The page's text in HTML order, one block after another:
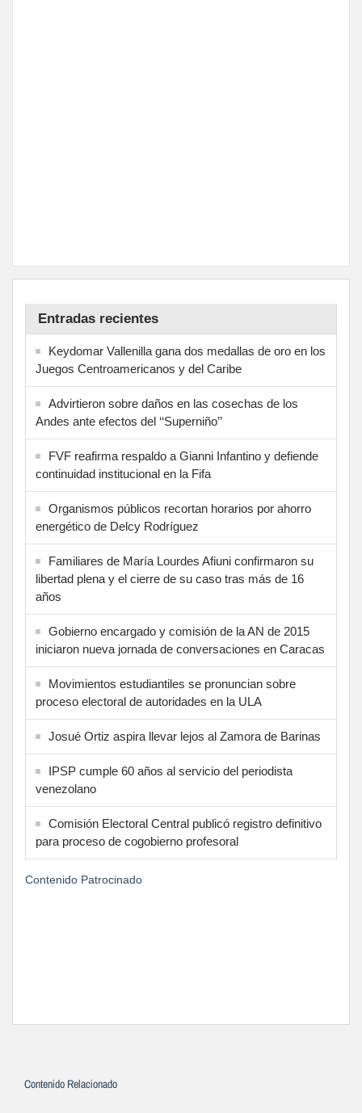
Entradas recientes
Keydomar Vallenilla gana dos medallas de oro en los
Juegos Centroamericanos y del Caribe
Advirtieron sobre daños en las cosechas de los
Andes ante efectos del ‘‘Superniño’’
FVF reafirma respaldo a Gianni Infantino y defiende
continuidad institucional en la Fifa
Organismos públicos recortan horarios por ahorro
energético de Delcy Rodríguez
Familiares de María Lourdes Afiuni confirmaron su
libertad plena y el cierre de su caso tras más de 16
años
Gobierno encargado y comisión de la AN de 2015
iniciaron nueva jornada de conversaciones en Caracas
Movimientos estudiantiles se pronuncian sobre
proceso electoral de autoridades en la ULA
Josué Ortiz aspira llevar lejos al Zamora de Barinas
IPSP cumple 60 años al servicio del periodista
venezolano
Comisión Electoral Central publicó registro definitivo
para proceso de cogobierno profesoral
Contenido Patrocinado
Contenido Relacionado